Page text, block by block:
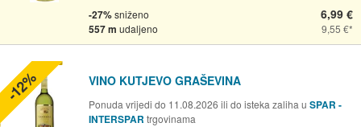
-27%sniženo
557 m udaljeno
6,99 €
9,55 €
VINO KUTJEVO GRAŠEVINA
Ponuda vrijedi do 11.08.2026 ili do isteka zaliha u SPAR -
INTERSPAR trgovinama
-12%